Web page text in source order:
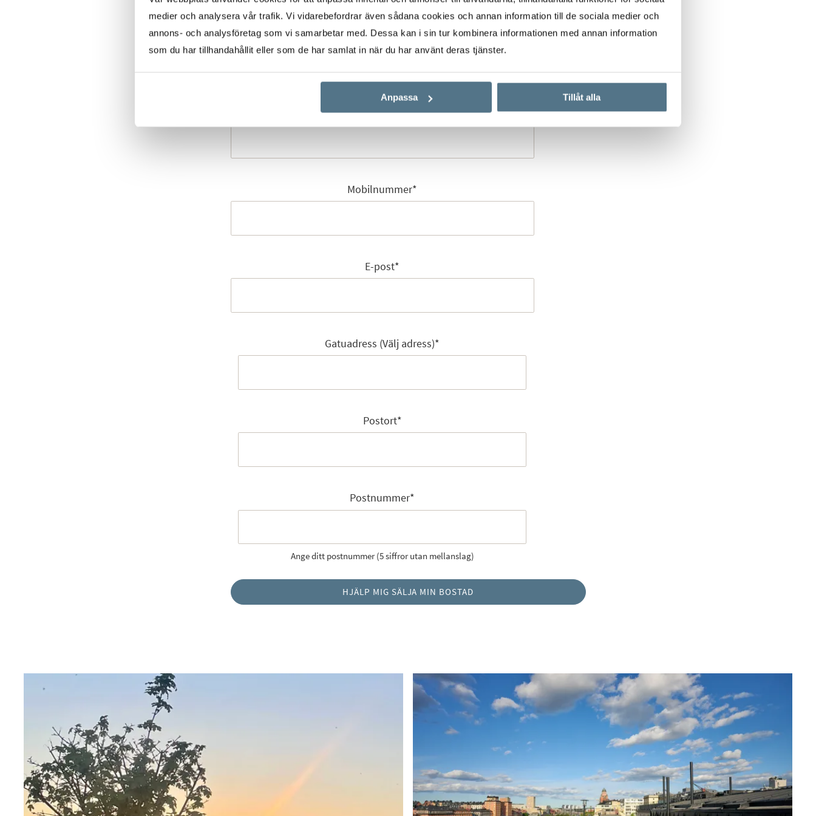
medier och analysera vår trafik. Vi vidarebefordrar även sådana cookies och annan information till de sociala medier och
annons- och analysföretag som vi samarbetar med. Dessa kan i sin tur kombinera informationen med annan information
som du har tillhandahållit eller som de har samlat in när du har använt deras tjänster.
Anpassa Tillåt alla
Förnamn *
Efternamn*
Mobilnummer*
E-post*
Gatuadress (Välj adress)*
Postort*
Postnummer*
Ange ditt postnummer (5 siffror utan mellanslag)